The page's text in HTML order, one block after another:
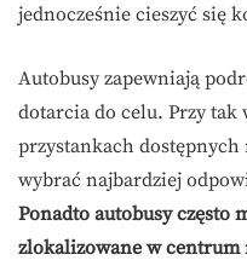
jednocześnie cieszyć się
Autobusy zapewniają
dotarcia do celu. Przy tak
przystankach
wybrać najbardziej
Ponadto autobusy często
zlokalizowane w centrum